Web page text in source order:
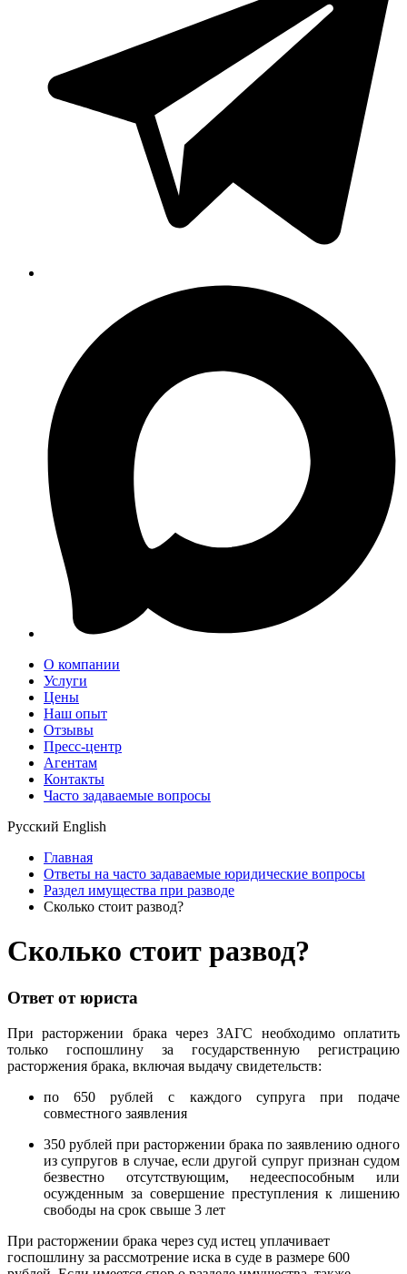
О компании
Услуги
Цены
Наш опыт
Отзывы
Пресс-центр
Агентам
Контакты
Часто задаваемые вопросы
Русский English
Главная
Ответы на часто задаваемые юридические вопросы
Раздел имущества при разводе
Сколько стоит развод?
Сколько стоит развод?
Ответ от юриста
При расторжении брака через ЗАГС необходимо оплатить
только госпошлину за государственную регистрацию
расторжения брака, включая выдачу свидетельств:
по 650 рублей с каждого супруга при подаче
совместного заявления
350 рублей при расторжении брака по заявлению одного
из супругов в случае, если другой супруг признан судом
безвестно отсутствующим, недееспособным или
осужденным за совершение преступления к лишению
свободы на срок свыше 3 лет
При расторжении брака через суд истец уплачивает
госпошлину за рассмотрение иска в суде в размере 600